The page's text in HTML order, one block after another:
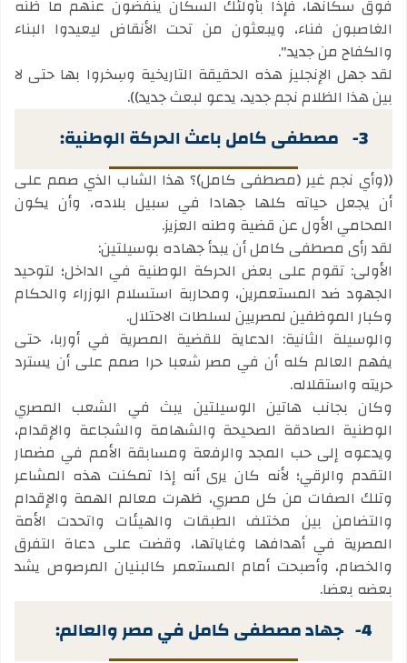
فوق سكانها، فإذا بأولئك السكان ينفضون عنهم ما ظنه
الغاصبون فناء، ويبعثون من تحت الأنقاض ليعيدوا البناء
والكفاح من جديد".
لقد جهل الإنجليز هذه الحقيقة التاريخية وسِخروا بها حتى لا
بين هذا الظلام نجم جديد، يدعو لبعث جديد)).
3- مصطفى كامل باعث الحركة الوطنية:
((وأي نجم غير (مصطفى كامل)؟ هذا الشاب الذي صمم على
أن يجعل حياته كلها جهادا في سبيل بلاده، وأن يكون
المحامي الأول عن قضية وطنه العزيز.
لقد رأى مصطفى كامل أن يبدأ جهاده بوسيلتين:
الأولى: تقوم على بعض الحركة الوطنية في الداخل؛ لتوحيد
الجهود ضد المستعمرين، ومحاربة استسلام الوزراء والحكام
وكبار الموظفين لمصريين لسلطات الاحتلال.
والوسيلة الثانية: الدعاية للقضية المصرية في أوربا، حتى
يفهم العالم كله أن في مصر شعبا حرا صمم على أن يسترد
حريته واستقلاله.
وكان بجانب هاتين الوسيلتين يبث في الشعب المصري
الوطنية الصادقة الصحيحة والشهامة والشجاعة والإقدام،
ويدعوه إلى حب المجد والرفعة ومسابقة الأمم في مضمار
التقدم والرقي؛ لأنه كان يرى أنه إذا تمكنت هذه المشاعر
وتلك الصفات من كل مصري، ظهرت معالم الهمة والإقدام
والتضامن بين مختلف الطبقات والهيئات واتحدت الأمة
المصرية في أهدافها وغاياتها، وقضت على دعاة التفرق
والخصام، وأصبحت أمام المستعمر كالبنيان المرصوص يشد
بعضه بعضا.
4- جهاد مصطفى كامل في مصر والعالم: